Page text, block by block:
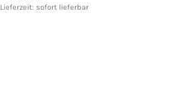
Lieferzeit: sofort lieferbar